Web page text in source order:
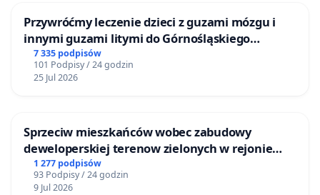
Przywróćmy leczenie dzieci z guzami mózgu i
innymi guzami litymi do Górnośląskiego
Centrum Zdrowia Dziecka w Katowicach
7 335 podpisów
101 Podpisy / 24 godzin
25 Jul 2026
Sprzeciw mieszkańców wobec zabudowy
deweloperskiej terenow zielonych w rejonie
Bulwarów Straceńskich w Bielsku-Białej
1 277 podpisów
93 Podpisy / 24 godzin
9 Jul 2026